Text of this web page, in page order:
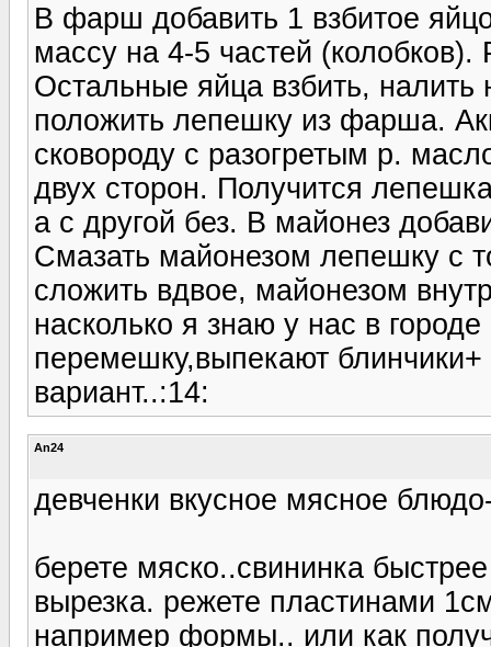
В фарш добавить 1 взбитое
массу на 4-5 частей
Остальные яйца взбить, налить
положить лепешку из фарша.
сковороду с разогретым р.
двух сторон. Получится
а с другой без. В майонез
Смазать майонезом лепешку с
сложить вдвое, майонезом
насколько я знаю у нас в
перемешку,выпекают
вариант..:14:
An24
девченки вкусное мясное
берете мяско..свининка
вырезка. режете пластинами
например формы.. или как